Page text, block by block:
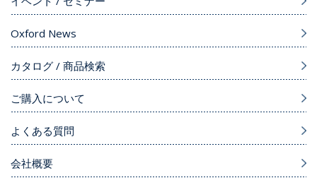
Oxford News
カタログ / 商品検索
ご購入について
よくある質問
会社概要